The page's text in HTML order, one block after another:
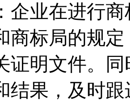
企业在进行
商标局的规
证明文件。
结果，及时